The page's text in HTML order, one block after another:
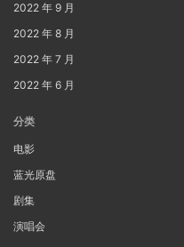
2022 年 9 月
2022 年 8 月
2022 年 7 月
2022 年 6 月
分类
电影
蓝光原盘
剧集
演唱会